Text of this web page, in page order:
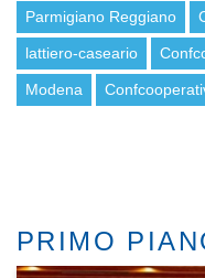
Parmigiano Reggiano
lattiero-caseario
Modena
PRIMO